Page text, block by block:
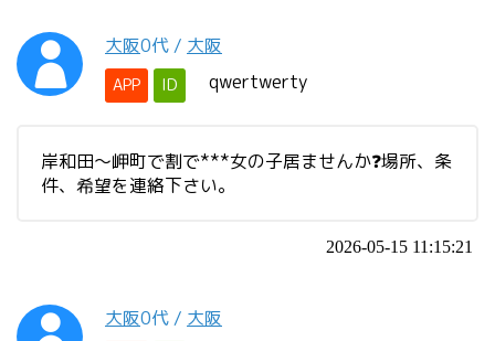
大阪0代 / 大阪
APP ID qwertwerty
岸和田〜岬町で割で***女の子居ませんか❓場所、条
件、希望を連絡下さい。
2026-05-15 11:15:21
大阪0代 / 大阪